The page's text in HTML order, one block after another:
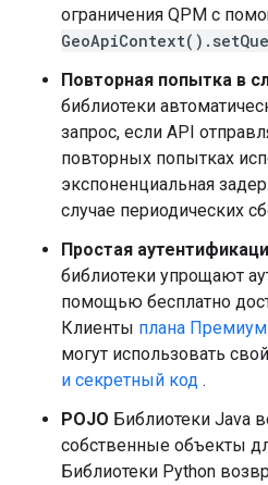
ограничения QPM с
Повторная попытка в
библиотеки
запрос, если API
повторных попытках
экспоненциальная
случае периодических
Простая
библиотеки упрощают
помощью бесплатно
Клиенты плана
могут использовать свой
и секретный код .
POJO Библиотеки Java
собственные объекты
Библиотеки Python